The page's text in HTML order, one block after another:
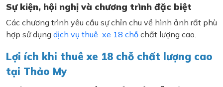
Sự kiện, hội nghị và chương trình đặc biệt
Các chương trình yêu cầu sự chỉn chu về hình ảnh rất phù
hợp sử dụng dịch vụ thuê xe 18 chỗ chất lượng cao.
Lợi ích khi thuê xe 18 chỗ chất lượng cao
tại Thảo My